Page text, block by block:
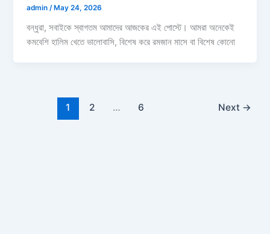
admin/ May 24, 2026
বন্ধুরা, সবাইকে স্বাগতম আমাদের আজকের এই পোস্টে। আমরা অনেকেই
কমবেশি হালিম খেতে ভালোবাসি, বিশেষ করে রমজান মাসে বা বিশেষ কোনো
1 2 … 6 Next →